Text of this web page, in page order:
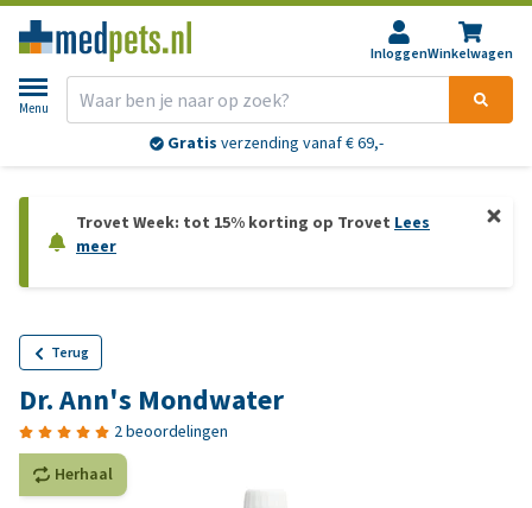
InloggenWinkelwagen
Menu
Gratis verzending vanaf € 69,-
Trovet Week: tot 15% korting op Trovet Lees
meer
Terug
Dr. Ann's Mondwater
2 beoordelingen
Herhaal